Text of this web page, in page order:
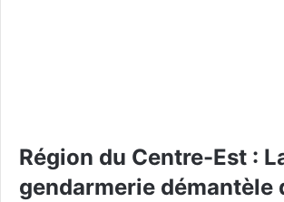
Région du Centre-Est :
gendarmerie démantèle